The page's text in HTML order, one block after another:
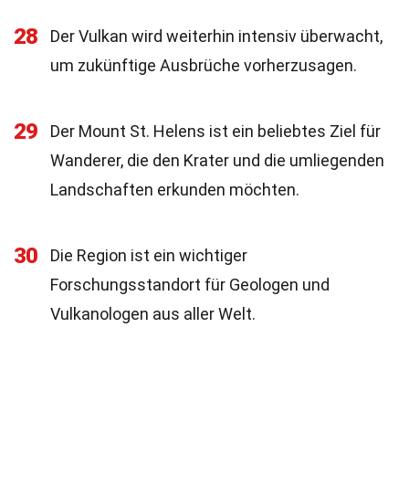
28
Der Vulkan wird weiterhin intensiv überwacht,
um zukünftige Ausbrüche vorherzusagen.
29
Der Mount St. Helens ist ein beliebtes Ziel für
Wanderer, die den Krater und die umliegenden
Landschaften erkunden möchten.
30
Die Region ist ein wichtiger
Forschungsstandort für Geologen und
Vulkanologen aus aller Welt.